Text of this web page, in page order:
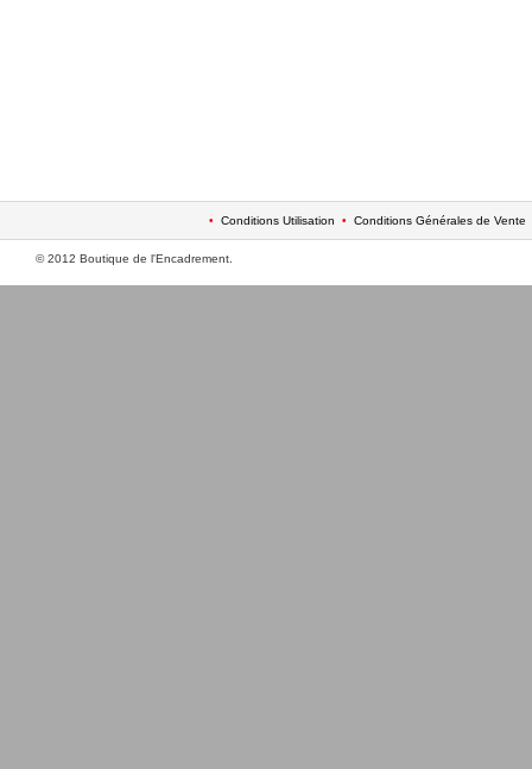
• Conditions Utilisation • Conditions Générales de Vente
© 2012 Boutique de l'Encadrement.